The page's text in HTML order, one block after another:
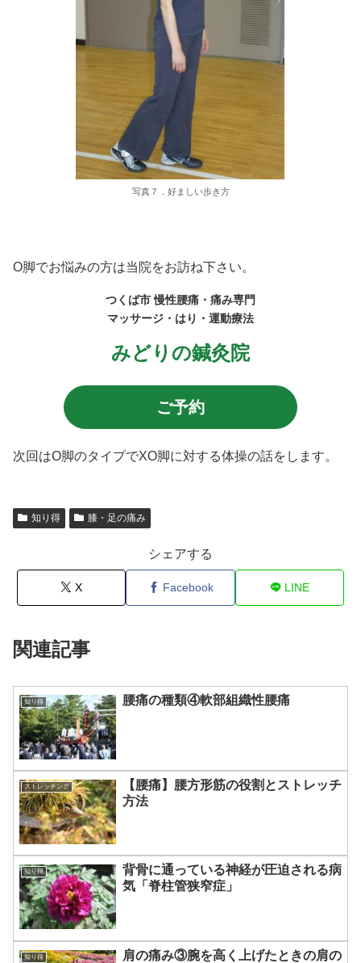
写真７．好ましい歩き方
O脚でお悩みの方は当院をお訪ね下さい。
つくば市 慢性腰痛・痛み専門
マッサージ・はり・運動療法
みどりの鍼灸院
ご予約
次回はO脚のタイプでXO脚に対する体操の話をします。
知り得 膝・足の痛み
シェアする
X Facebook LINE
関連記事
知り得 腰痛の種類④軟部組織性腰痛
ストレッチング
【腰痛】腰方形筋の役割とストレッチ
方法
知り得
背骨に通っている神経が圧迫される病
気「脊柱管狭窄症」
知り得
肩の痛み③腕を高く上げたときの肩の